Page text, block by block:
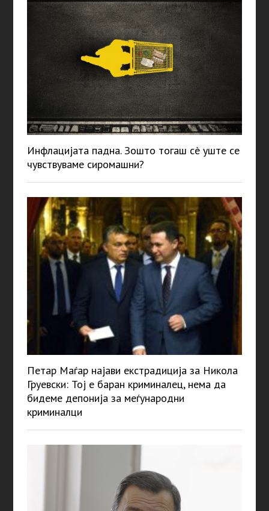
Инфлацијата падна. Зошто тогаш сè уште се
чувствуваме сиромашни?
Петар Маѓар најави екстрадиција за Никола
Груевски: Тој е баран криминалец, нема да
бидеме депонија за меѓународни
криминалци